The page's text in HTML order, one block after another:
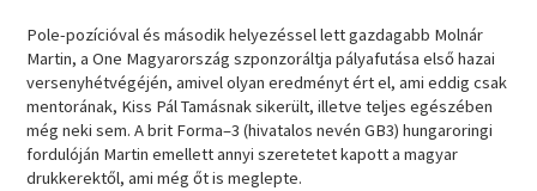
Pole-pozícióval és második helyezéssel lett gazdagabb Molnár
Martin, a One Magyarország szponzoráltja pályafutása első hazai
versenyhétvégéjén, amivel olyan eredményt ért el, ami eddig csak
mentorának, Kiss Pál Tamásnak sikerült, illetve teljes egészében
még neki sem. A brit Forma–3 (hivatalos nevén GB3) hungaroringi
fordulóján Martin emellett annyi szeretetet kapott a magyar
drukkerektől, ami még őt is meglepte.